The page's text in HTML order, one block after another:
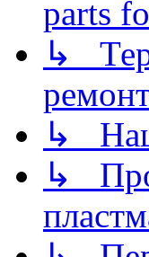
parts
↳
↳
↳